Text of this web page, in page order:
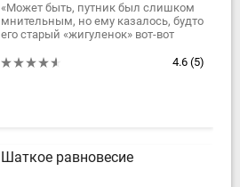
«Может быть, путник был слишком
мнительным, но ему казалось, будто
его старый «жигуленок» вот-вот
цели своей он не достигнет, да и...
4.6 (5)
Шаткое равновесие